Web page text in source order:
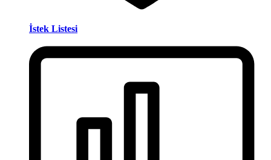
İstek Listesi